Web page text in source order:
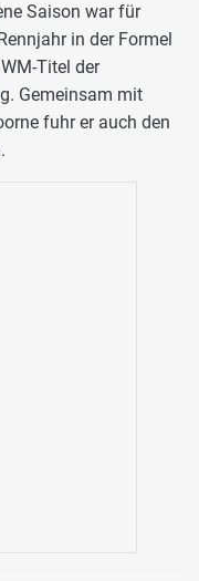
Saison war für
in der Formel
Titel der
Gemeinsam mit
fuhr er auch den